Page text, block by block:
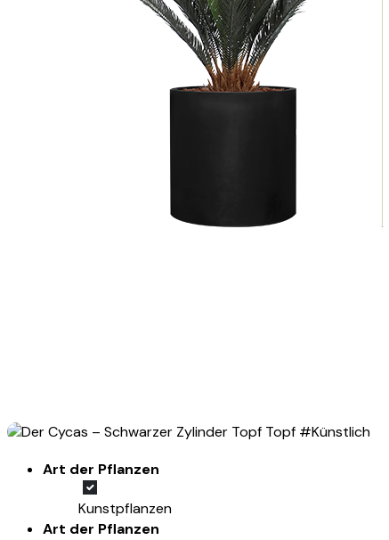
Art der Pflanzen
Kunstpflanzen
Art der Pflanzen